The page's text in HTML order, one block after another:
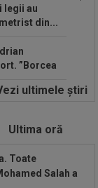
legii au
din...
”Borcea
mai
- Maya
2 pentru
”Joacă la
ultimele ştiri
Ultima oră
Toate
Salah a